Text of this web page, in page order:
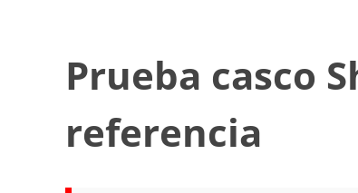
Prueba casco
referencia